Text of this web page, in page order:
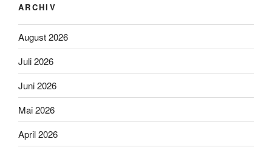
ARCHIV
August 2026
Juli 2026
Juni 2026
Mai 2026
April 2026